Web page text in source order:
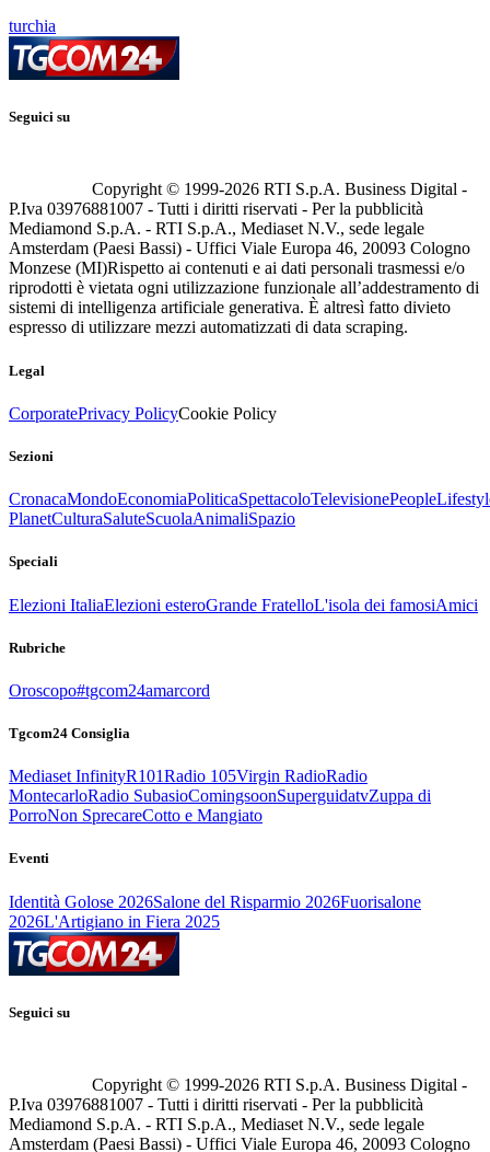
turchia
Seguici su
Copyright © 1999-2026 RTI S.p.A. Business Digital -
P.Iva 03976881007 - Tutti i diritti riservati - Per la pubblicità
Mediamond S.p.A. - RTI S.p.A., Mediaset N.V., sede legale
Amsterdam (Paesi Bassi) - Uffici Viale Europa 46, 20093 Cologno
Monzese (MI)Rispetto ai contenuti e ai dati personali trasmessi e/o
riprodotti è vietata ogni utilizzazione funzionale all’addestramento di
sistemi di intelligenza artificiale generativa. È altresì fatto divieto
espresso di utilizzare mezzi automatizzati di data scraping.
Legal
CorporatePrivacy PolicyCookie Policy
Sezioni
CronacaMondoEconomiaPoliticaSpettacoloTelevisionePeople
PlanetCulturaSaluteScuolaAnimaliSpazio
Speciali
Elezioni ItaliaElezioni esteroGrande FratelloL'isola dei famosiAmici
Rubriche
Oroscopo#tgcom24amarcord
Tgcom24 Consiglia
Mediaset InfinityR101Radio 105Virgin RadioRadio
MontecarloRadio SubasioComingsoonSuperguidatvZuppa di
PorroNon SprecareCotto e Mangiato
Eventi
Identità Golose 2026Salone del Risparmio 2026Fuorisalone
2026L'Artigiano in Fiera 2025
Seguici su
Copyright © 1999-2026 RTI S.p.A. Business Digital -
P.Iva 03976881007 - Tutti i diritti riservati - Per la pubblicità
Mediamond S.p.A. - RTI S.p.A., Mediaset N.V., sede legale
Amsterdam (Paesi Bassi) - Uffici Viale Europa 46, 20093 Cologno